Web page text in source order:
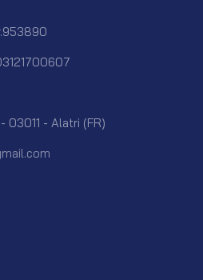
03011 - Alatri (FR)